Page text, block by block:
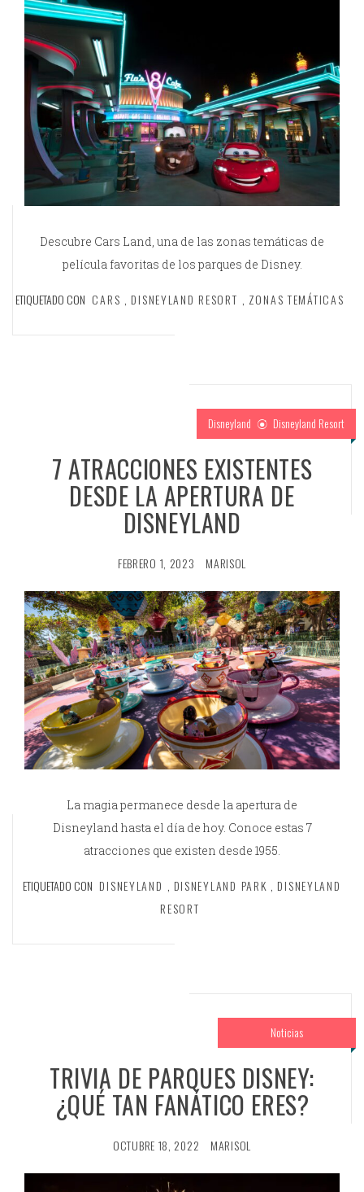
Descubre Cars Land, una de las zonas temáticas de
película favoritas de los parques de Disney.
ETIQUETADO CON CARS , DISNEYLAND RESORT , ZONAS TEMÁTICAS
Disneyland Disneyland Resort
7 ATRACCIONES EXISTENTES
DESDE LA APERTURA DE
DISNEYLAND
FEBRERO 1, 2023 MARISOL
La magia permanece desde la apertura de
Disneyland hasta el día de hoy. Conoce estas 7
atracciones que existen desde 1955.
ETIQUETADO CON DISNEYLAND , DISNEYLAND PARK , DISNEYLAND
RESORT
Noticias
TRIVIA DE PARQUES DISNEY:
¿QUÉ TAN FANÁTICO ERES?
OCTUBRE 18, 2022 MARISOL